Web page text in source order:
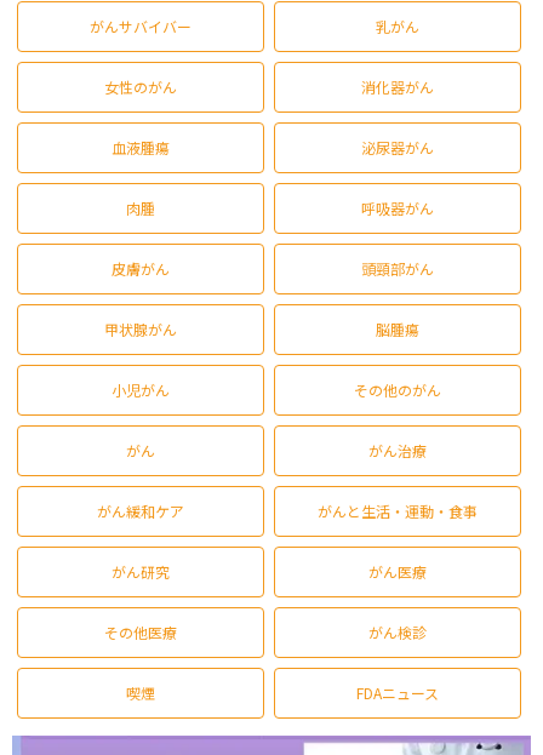
がんサバイバー 乳がん
女性のがん 消化器がん
血液腫瘍 泌尿器がん
肉腫 呼吸器がん
皮膚がん 頭頸部がん
甲状腺がん 脳腫瘍
小児がん その他のがん
がん がん治療
がん緩和ケア がんと生活・運動・食事
がん研究 がん医療
その他医療 がん検診
喫煙 FDAニュース